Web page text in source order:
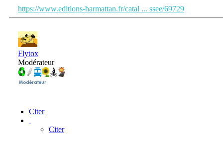
https://www.editions-harmattan.fr/catal ... ssee/69729
Flytox
Modérateur
Citer
Citer